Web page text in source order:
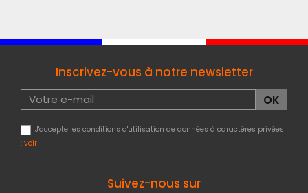
Inscrivez-vous à notre newsletter
J'accepte les conditions d'utilisation de données à caractères privées
: voir
Suivez-nous sur